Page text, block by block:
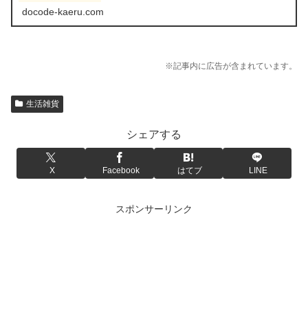
docode-kaeru.com
※記事内に広告が含まれています。
生活雑貨
シェアする
X Facebook はてブ LINE
スポンサーリンク